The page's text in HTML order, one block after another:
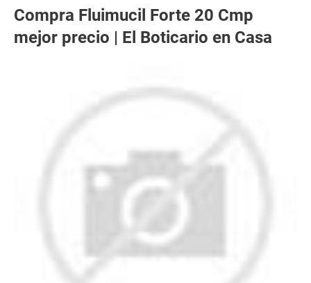
Compra Fluimucil Forte 20 Cmp
mejor precio | El Boticario en Casa